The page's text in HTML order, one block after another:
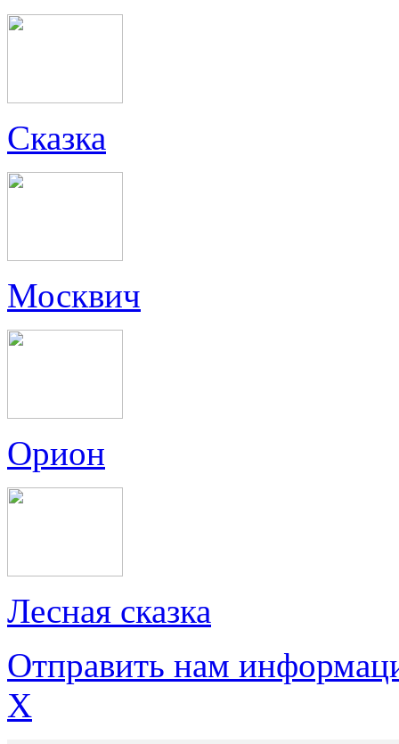
Сказка
Москвич
Орион
Лесная сказка
Отправить нам
X